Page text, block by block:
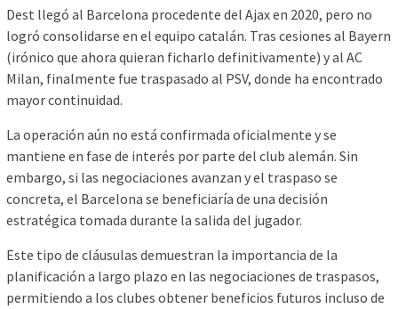
Dest llegó al Barcelona procedente del Ajax en 2020, pero no
logró consolidarse en el equipo catalán. Tras cesiones al Bayern
(irónico que ahora quieran ficharlo definitivamente) y al AC
Milan, finalmente fue traspasado al PSV, donde ha encontrado
mayor continuidad.
La operación aún no está confirmada oficialmente y se
mantiene en fase de interés por parte del club alemán. Sin
embargo, si las negociaciones avanzan y el traspaso se
concreta, el Barcelona se beneficiaría de una decisión
estratégica tomada durante la salida del jugador.
Este tipo de cláusulas demuestran la importancia de la
planificación a largo plazo en las negociaciones de traspasos,
permitiendo a los clubes obtener beneficios futuros incluso de